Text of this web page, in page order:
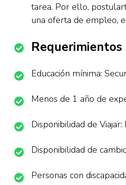
tarea. Por ello,
una oferta de empleo,
Requerimientos
Educación mínima:
Menos de 1 año de
Disponibilidad de Viajar:
Disponibilidad de
Personas con